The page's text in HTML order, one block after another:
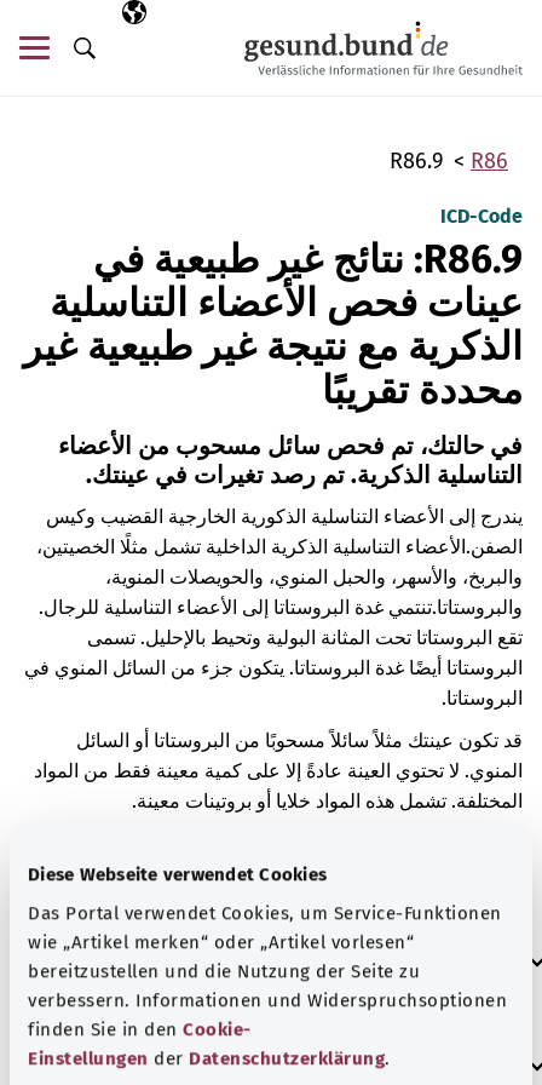
Diese Webseite verwendet Cookies
Das Portal verwendet Cookies, um Service-Funktionen
wie „Artikel merken“ oder „Artikel vorlesen“
bereitzustellen und die Nutzung der Seite zu
verbessern. Informationen und Widerspruchsoptionen
finden Sie in den Cookie-
Einstellungen der Datenschutzerklärung.
اللغة المختارة
AR
البحث
R86
R86.9
ICD-Code
R86.9: نتائج غير طبيعية في
عينات فحص الأعضاء التناسلية
الذكرية مع نتيجة غير طبيعية غير
محددة تقريبًا
في حالتك، تم فحص سائل مسحوب من الأعضاء
التناسلية الذكرية. تم رصد تغيرات في عينتك.
يندرج إلى الأعضاء التناسلية الذكورية الخارجية القضيب وكيس
الصفن.الأعضاء التناسلية الذكرية الداخلية تشمل مثلًا الخصيتين،
والبربخ، والأسهر، والحبل المنوي، والحويصلات المنوية،
والبروستاتا.تنتمي غدة البروستاتا إلى الأعضاء التناسلية للرجال.
تقع البروستاتا تحت المثانة البولية وتحيط بالإحليل. تسمى
البروستاتا أيضًا غدة البروستاتا. يتكون جزء من السائل المنوي في
البروستاتا.
قد تكون عينتك مثلاً سائلاً مسحوبًا من البروستاتا أو السائل
المنوي. لا تحتوي العينة عادةً إلا على كمية معينة فقط من المواد
المختلفة. تشمل هذه المواد خلايا أو بروتينات معينة.
مرض. قد تعتمد النتيجة أيضًا، على سبيل المثال، على وقت سحب
العينة، أو كيفية حفظ العينة حتى موعد الفحص.
العلامات الإضافية